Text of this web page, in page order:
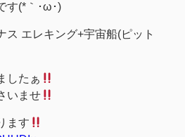
す(*｀･ω･)ゞ
ス エレキング+宇宙船(ピット
したぁ
いませ
ます